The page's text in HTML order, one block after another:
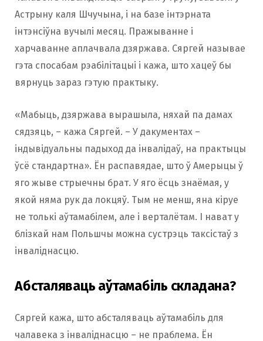
Астрыну каля Шчучына, і на базе інтэрната
інтэнсіўна вучылі месяц. Пражыванне і
харчаванне аплачвала дзяржава. Сяргей называе
гэта спосабам рэабілітацыі і кажа, што хацеў бы
вярнуць зараз гэтую практыку.
«Мабыць, дзяржава вырашыла, няхай па дамах
сядзяць, – кажа Сяргей. – У дакументах –
індывідуальны падыход да інвалідаў, на практыцы
ўсё стандартна». Ён распавядае, што ў Амерыцы ў
яго жыве стрыечны брат. У яго ёсць знаёмая, у
якой няма рук да локцяў. Тым не менш, яна кіруе
не толькі аўтамабілем, але і верталётам. І нават у
блізкай нам Польшчы можна сустрэць таксістаў з
інваліднасцю.
Абсталяваць аўтамабіль складана?
Сяргей кажа, што абсталяваць аўтамабіль для
чалавека з інваліднасцю – не праблема. Ён